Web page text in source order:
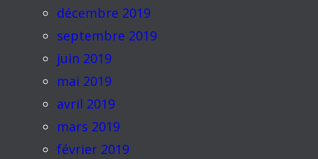
décembre 2019
septembre 2019
juin 2019
mai 2019
avril 2019
mars 2019
février 2019